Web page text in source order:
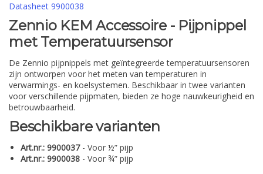
Datasheet 9900038
Zennio KEM Accessoire - Pijpnippel
met Temperatuursensor
De Zennio pijpnippels met geïntegreerde temperatuursensoren
zijn ontworpen voor het meten van temperaturen in
verwarmings- en koelsystemen. Beschikbaar in twee varianten
voor verschillende pijpmaten, bieden ze hoge nauwkeurigheid en
betrouwbaarheid.
Beschikbare varianten
Art.nr.: 9900037- Voor ½” pijp
Art.nr.: 9900038 - Voor ¾” pijp